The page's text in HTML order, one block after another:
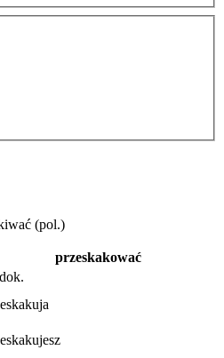
(pol.)
przeskakować